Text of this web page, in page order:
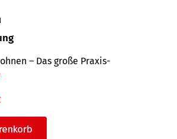
– Das große Praxis-